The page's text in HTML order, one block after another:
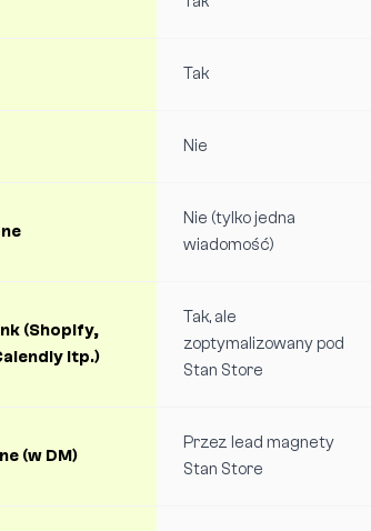
Tak
Nie
Nie (tylko jedna
wiadomość)
(Shopify,
itp.)
Tak, ale
zoptymalizowany pod
Stan Store
(w DM)
Przez lead magnety
Stan Store